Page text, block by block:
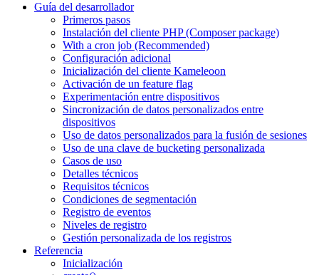
Guía del desarrollador
Primeros pasos
Instalación del cliente PHP (Composer package)
With a cron job (Recommended)
Configuración adicional
Inicialización del cliente Kameleoon
Activación de un feature flag
Experimentación entre dispositivos
Sincronización de datos personalizados entre
dispositivos
Uso de datos personalizados para la fusión de sesiones
Uso de una clave de bucketing personalizada
Casos de uso
Detalles técnicos
Requisitos técnicos
Condiciones de segmentación
Registro de eventos
Niveles de registro
Gestión personalizada de los registros
Referencia
Inicialización